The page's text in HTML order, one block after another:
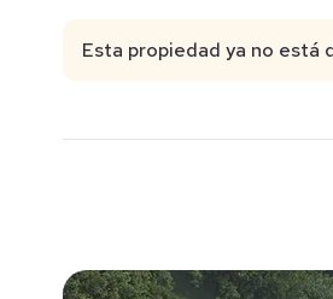
Esta propiedad ya no está